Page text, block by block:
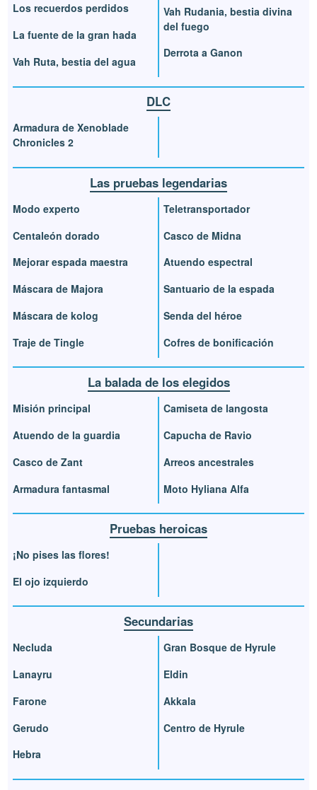
Los recuerdos perdidos
La fuente de la gran hada
Vah Ruta, bestia del agua
Vah Rudania, bestia divina
del fuego
Derrota a Ganon
DLC
Armadura de Xenoblade
Chronicles 2
Las pruebas legendarias
Modo experto
Centaleón dorado
Mejorar espada maestra
Máscara de Majora
Máscara de kolog
Traje de Tingle
Teletransportador
Casco de Midna
Atuendo espectral
Santuario de la espada
Senda del héroe
Cofres de bonificación
La balada de los elegidos
Misión principal
Atuendo de la guardia
Casco de Zant
Armadura fantasmal
Camiseta de langosta
Capucha de Ravio
Arreos ancestrales
Moto Hyliana Alfa
Pruebas heroicas
¡No pises las flores!
El ojo izquierdo
Secundarias
Necluda
Lanayru
Farone
Gerudo
Hebra
Gran Bosque de Hyrule
Eldin
Akkala
Centro de Hyrule